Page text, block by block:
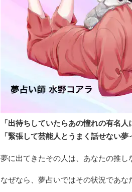
「出待ちしていたらあの憧れの有名
「緊張して芸能人とうまく話せない夢
夢に出てきたその人は、あなたの推し
なぜなら、夢占いではその状況であな